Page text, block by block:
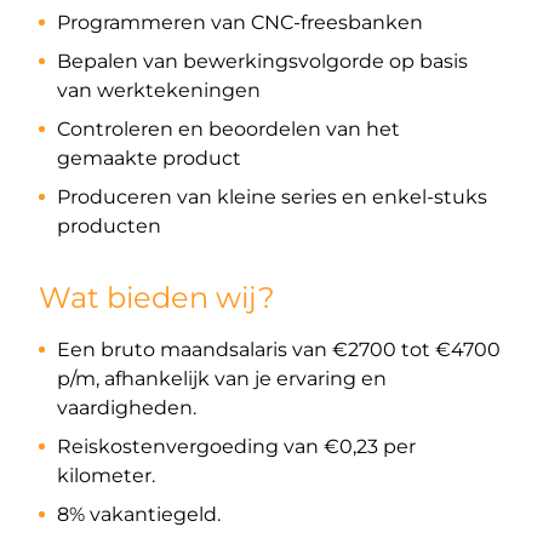
Programmeren van CNC-freesbanken
Bepalen van bewerkingsvolgorde op basis
van werktekeningen
Controleren en beoordelen van het
gemaakte product
Produceren van kleine series en enkel-stuks
producten
Wat bieden wij?
Een bruto maandsalaris van €2700 tot €4700
p/m, afhankelijk van je ervaring en
vaardigheden.
Reiskostenvergoeding van €0,23 per
kilometer.
8% vakantiegeld.